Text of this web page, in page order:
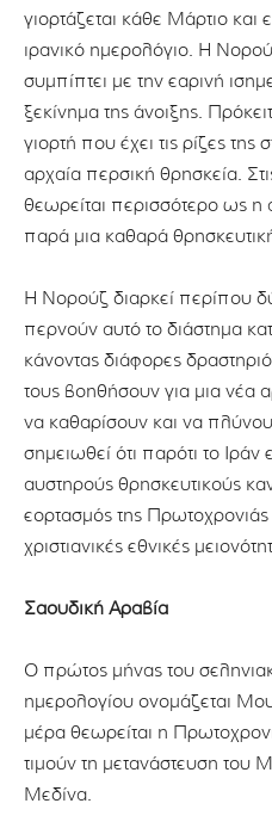
γιορτάζεται κάθε Μάρτιο και
ιρανικό ημερολόγιο. Η
συμπίπτει με την εαρινή
ξεκίνημα της άνοιξης.
γιορτή που έχει τις ρίζες
αρχαία περσική θρησκεία.
θεωρείται περισσότερο ως η
παρά μια καθαρά
Η Νορούζ διαρκεί περίπου
περνούν αυτό το διάστημα
κάνοντας διάφορες
τους βοηθήσουν για μια νέα
να καθαρίσουν και να
σημειωθεί ότι παρότι το
αυστηρούς θρησκευτικούς
εορτασμός της Πρωτοχρονιάς
χριστιανικές εθνικές
Σαουδική Αραβία
Ο πρώτος μήνας του
ημερολογίου ονομάζεται
μέρα θεωρείται η
τιμούν τη μετανάστευση
Μεδίνα.